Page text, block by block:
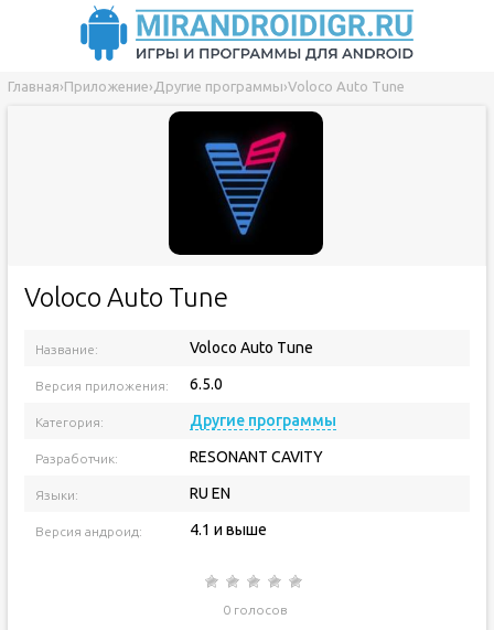
Главная›Приложение› Другие программы›Voloco Auto Tune
Voloco Auto Tune
Название: Voloco Auto Tune
Версия приложения: 6.5.0
Категория: Другие программы
Разработчик: RESONANT CAVITY
Языки: RU EN
Версия андроид: 4.1 и выше
0 голосов